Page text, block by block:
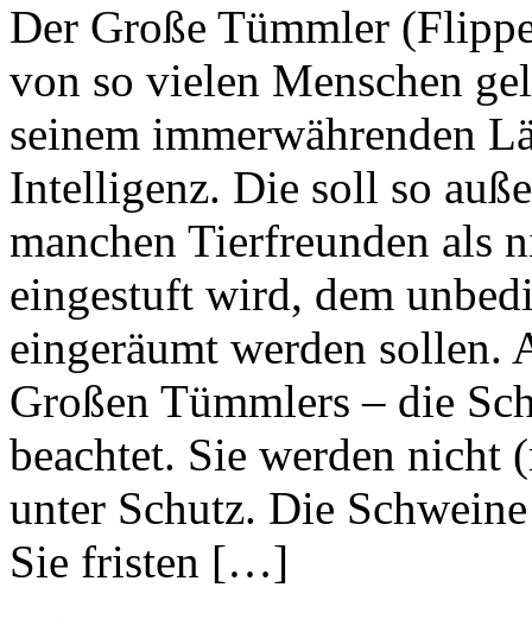
Der Große Tümmler
von so vielen Menschen
seinem immerwährenden
Intelligenz. Die soll so
manchen Tierfreunden als
eingestuft wird, dem
eingeräumt werden sollen.
Großen Tümmlers – die
beachtet. Sie werden nicht
unter Schutz. Die
Sie fristen […]